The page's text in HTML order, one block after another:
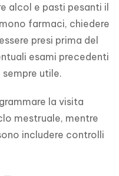
alcol e pasti pesanti il
farmaci, chiedere
presi prima del
esami precedenti
sempre utile.
la visita
mestruale, mentre
includere controlli